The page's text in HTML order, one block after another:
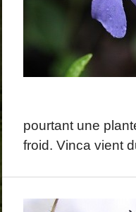
pourtant une
froid. Vinca vient